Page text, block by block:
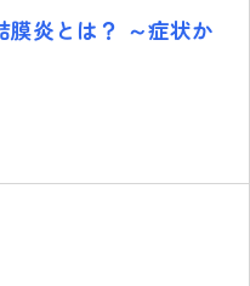
膜炎とは？ ～症状か